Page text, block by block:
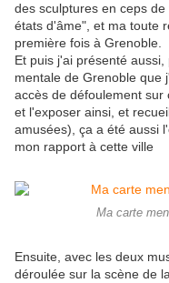
des sculptures en ceps
états d'âme", et ma toute
première fois à Grenoble.
Et puis j'ai présenté
mentale de Grenoble que
accès de défoulement sur
et l'exposer ainsi, et
amusées), ça a été aussi
mon rapport à cette ville
Ma carte
Ensuite, avec les deux
déroulée sur la scène de